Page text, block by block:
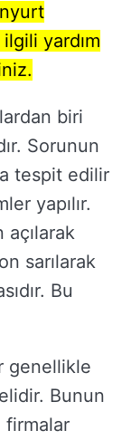
yardım
biri
Sorunun
tespit edilir
yapılır.
sarılarak
Bu
genellikle
Bunun
firmalar